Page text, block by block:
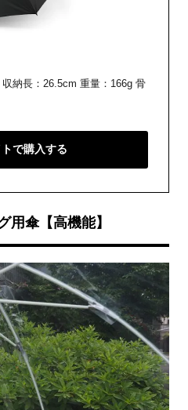
納長：26.5cm 重量：166g 骨
で購入する
用傘【高機能】